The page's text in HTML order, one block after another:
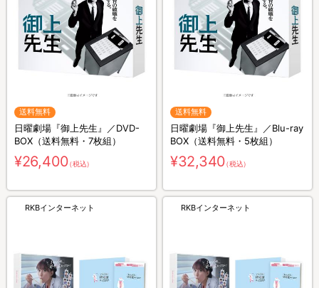
送料無料
日曜劇場『御上先生』／DVD-
BOX（送料無料・7枚組）
¥26,400（税込）
送料無料
日曜劇場『御上先生』／Blu-ray
BOX（送料無料・5枚組）
¥32,340（税込）
RKBインターネット RKBインターネット